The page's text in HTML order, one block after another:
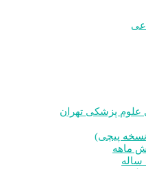
علوم پزشکی تهران
پیچی)
ماهه